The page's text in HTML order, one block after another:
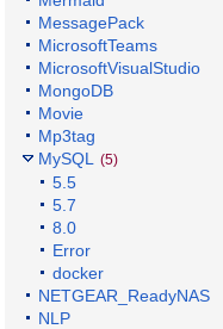
MessagePack
MicrosoftTeams
MicrosoftVisualStudio
MongoDB
Movie
Mp3tag
MySQL
(5)
5.5
5.7
8.0
Error
docker
NETGEAR_ReadyNAS
NLP